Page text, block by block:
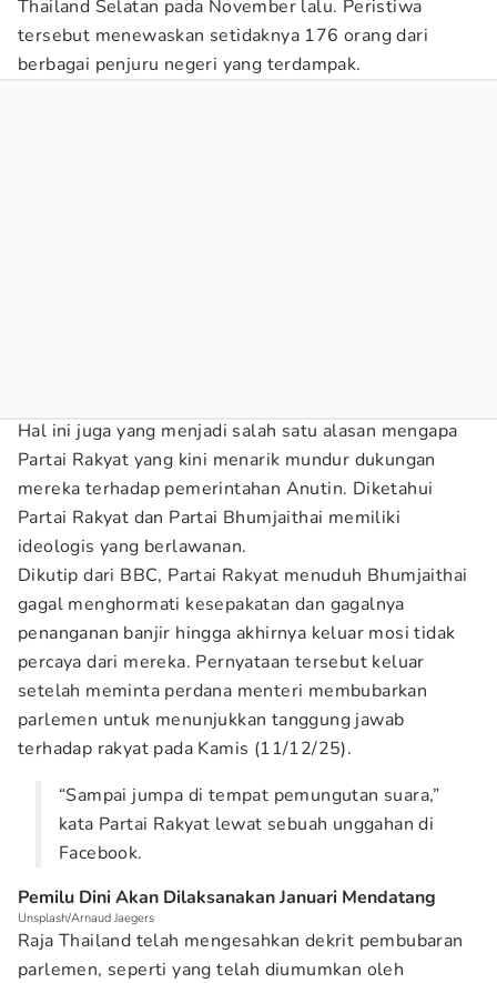
Thailand Selatan pada November lalu. Peristiwa
tersebut menewaskan setidaknya 176 orang dari
berbagai penjuru negeri yang terdampak.
Hal ini juga yang menjadi salah satu alasan mengapa
Partai Rakyat yang kini menarik mundur dukungan
mereka terhadap pemerintahan Anutin. Diketahui
Partai Rakyat dan Partai Bhumjaithai memiliki
ideologis yang berlawanan.
Dikutip dari BBC, Partai Rakyat menuduh Bhumjaithai
gagal menghormati kesepakatan dan gagalnya
penanganan banjir hingga akhirnya keluar mosi tidak
percaya dari mereka. Pernyataan tersebut keluar
setelah meminta perdana menteri membubarkan
parlemen untuk menunjukkan tanggung jawab
terhadap rakyat pada Kamis (11/12/25).
“Sampai jumpa di tempat pemungutan suara,”
kata Partai Rakyat lewat sebuah unggahan di
Facebook.
Pemilu Dini Akan Dilaksanakan Januari Mendatang
Unsplash/Arnaud Jaegers
Raja Thailand telah mengesahkan dekrit pembubaran
parlemen, seperti yang telah diumumkan oleh